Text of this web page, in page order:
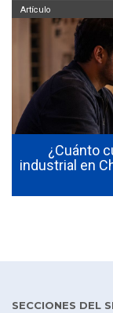
¿Cuánto
industrial en
Artículo
SECCIONES DEL